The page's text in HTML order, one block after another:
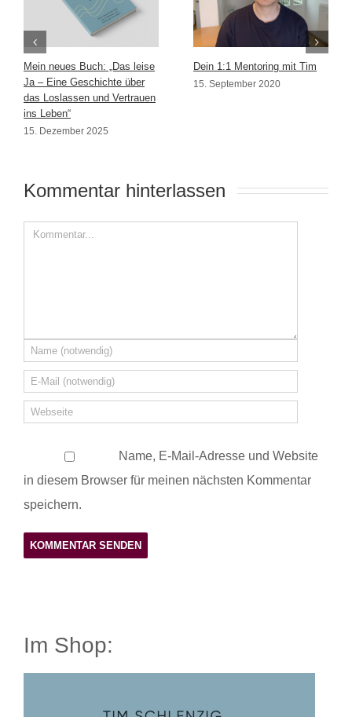
Mein neues Buch: „Das leise
Ja – Eine Geschichte über
das Loslassen und Vertrauen
ins Leben“
15. Dezember 2025
Dein 1:1 Mentoring mit Tim
15. September 2020
Kommentar hinterlassen
Name, E-Mail-Adresse und Website
in diesem Browser für meinen nächsten Kommentar
speichern.
Im Shop: